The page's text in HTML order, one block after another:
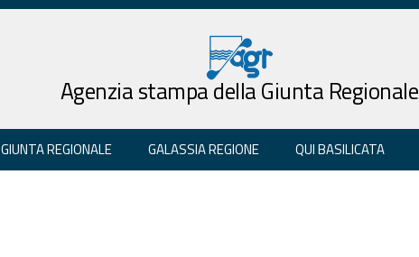
Agenzia stampa della Giunta Regionale
GIUNTA REGIONALE GALASSIA REGIONE QUI BASILICATA